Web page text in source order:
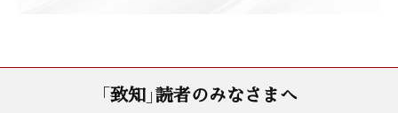
「致知」読者のみなさまへ